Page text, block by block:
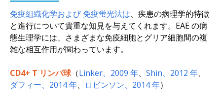
免疫組織化学および 免疫蛍光法は、疾患の病理学的特徴
と進行について貴重な知見を与えてくれます。EAE の病
態生理学には、さまざまな免疫細胞とグリア細胞間の複
雑な相互作用が関わっています。
CD4+ T リンパ球（Linker、2009 年、 Shin、2012 年、
ダフィー、2014 年、 ロビンソン、2014 年）